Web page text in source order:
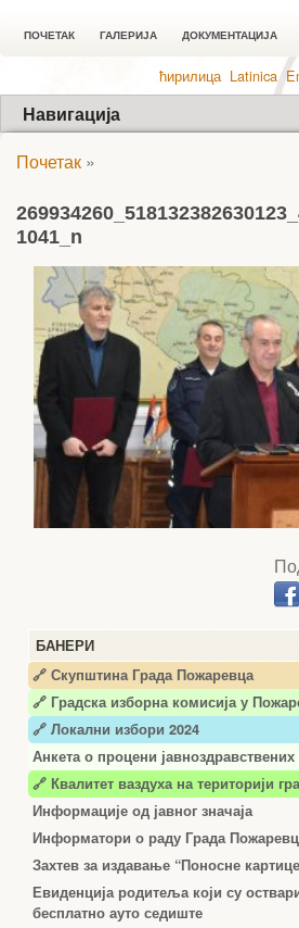
ПОЧЕТАК ГАЛЕРИЈА ДОКУМЕНТАЦИЈА
ћирилица Latinica
Навигација
БАНЕРИ
🔗 Скупштина Града Пожаревца
🔗 Градска изборна комисија у
🔗 Локални избори 2024
Анкета о процени
🔗 Квалитет ваздуха на територији
Информације од јавног значаја
Информатори о раду Града
Захтев за издавање “Поносне
Евиденција родитеља који су
бесплатно ауто седиште
Почетак »
1041_n